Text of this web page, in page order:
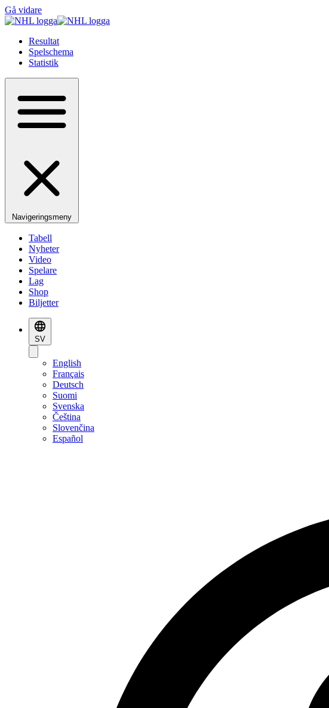
Gå vidare
Resultat
Spelschema
Statistik
Navigeringsmeny
Tabell
Nyheter
Video
Spelare
Lag
Shop
Biljetter
SV
English
Français
Deutsch
Suomi
Svenska
Čeština
Slovenčina
Español